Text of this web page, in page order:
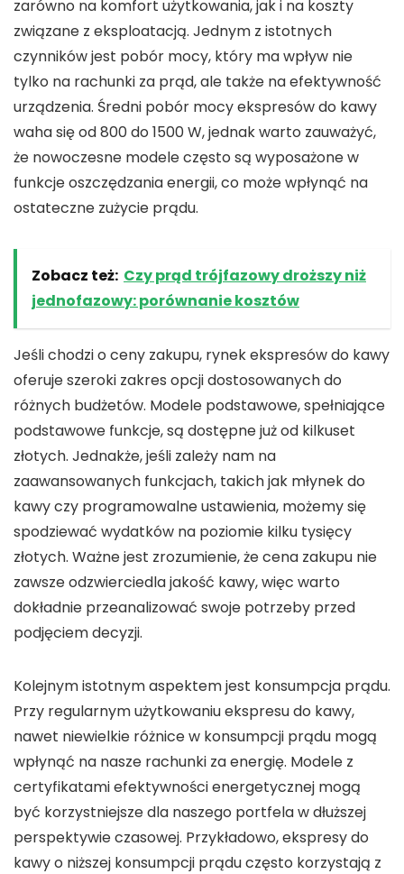
zarówno na komfort użytkowania, jak i na koszty
związane z eksploatacją. Jednym z istotnych
czynników jest pobór mocy, który ma wpływ nie
tylko na rachunki za prąd, ale także na efektywność
urządzenia. Średni pobór mocy ekspresów do kawy
waha się od 800 do 1500 W, jednak warto zauważyć,
że nowoczesne modele często są wyposażone w
funkcje oszczędzania energii, co może wpłynąć na
ostateczne zużycie prądu.
Zobacz też: Czy prąd trójfazowy droższy niż
jednofazowy: porównanie kosztów
Jeśli chodzi o ceny zakupu, rynek ekspresów do kawy
oferuje szeroki zakres opcji dostosowanych do
różnych budżetów. Modele podstawowe, spełniające
podstawowe funkcje, są dostępne już od kilkuset
złotych. Jednakże, jeśli zależy nam na
zaawansowanych funkcjach, takich jak młynek do
kawy czy programowalne ustawienia, możemy się
spodziewać wydatków na poziomie kilku tysięcy
złotych. Ważne jest zrozumienie, żecena zakupu nie
zawsze odzwierciedla jakość kawy, więc warto
dokładnie przeanalizować swoje potrzeby przed
podjęciem decyzji.
Kolejnym istotnym aspektem jest konsumpcja prądu.
Przy regularnym użytkowaniu ekspresu do kawy,
nawet niewielkie różnice w konsumpcji prądu mogą
wpłynąć na nasze rachunki za energię. Modele z
certyfikatami efektywności energetycznej mogą
być korzystniejsze dla naszego portfela w dłuższej
perspektywie czasowej. Przykładowo, ekspresy do
kawy o niższej konsumpcji prąduczęsto korzystają z